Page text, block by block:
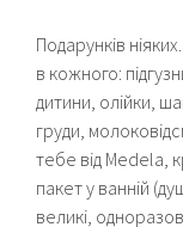
Подарунків
в кожного:
дитини, олійки,
груди,
тебе від Medela,
пакет у ванній
великі,